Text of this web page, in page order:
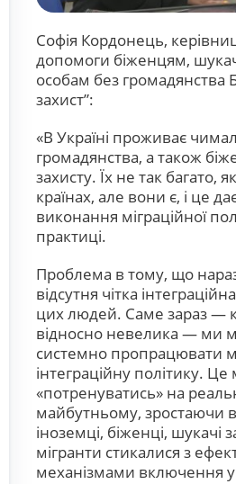
Софія Кордонець,
допомоги біженцям,
особам без громадянства
захист”:
«В Україні проживає
громадянства, а також
захисту. Їх не так багато,
країнах, але вони є, і це
виконання міграційної
практиці.
Проблема в тому, що
відсутня чітка
цих людей. Саме зараз —
відносно невелика — ми
системно пропрацювати
інтеграційну політику.
«потренуватись» на
майбутньому, зростаючи
іноземці, біженці, шукачі
мігранти стикалися з
механізмами включення у